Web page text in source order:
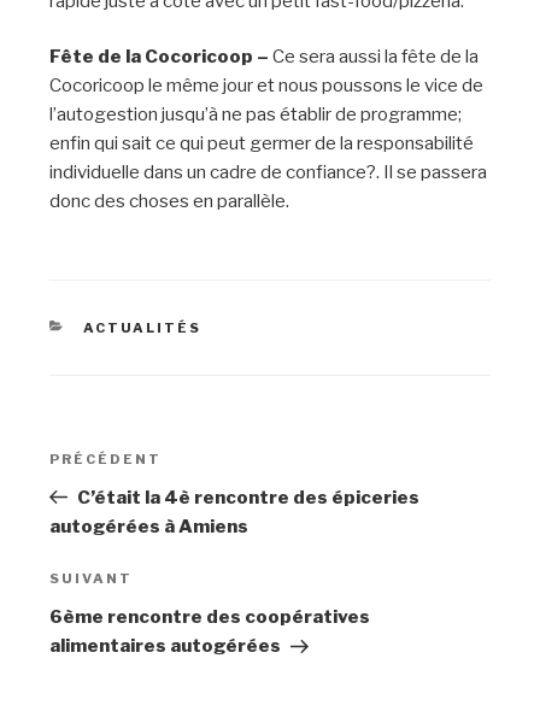
Fête de la Cocoricoop –Ce sera aussi la fête de la
Cocoricoop le même jour et nous poussons le vice de
l’autogestion jusqu’à ne pas établir de programme;
enfin qui sait ce qui peut germer de la responsabilité
individuelle dans un cadre de confiance?. Il se passera
donc des choses en parallèle.
CATÉGORIES
ACTUALITÉS
Navigation
l’article
Article
précédent
PRÉCÉDENT
C’était la 4è rencontre des épiceries
autogérées à Amiens
Article
suivant
SUIVANT
6ème rencontre des coopératives
alimentaires autogérées